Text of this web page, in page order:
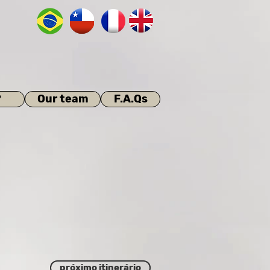
Our team F.A.Qs
próximo itinerário